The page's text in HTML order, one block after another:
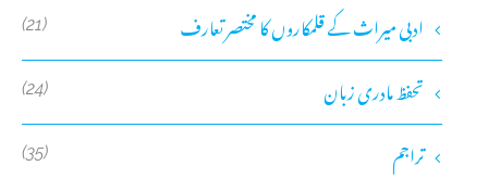
ادبی میراث کے قلمکاروں کا مختصر تعارف (21)
تحفظ مادری زبان (24)
تراجم (35)